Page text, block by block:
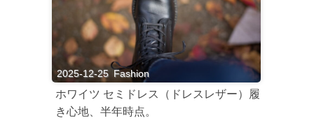
2025-12-25 Fashion
ホワイツ セミドレス（ドレスレザー）履
き心地、半年時点。